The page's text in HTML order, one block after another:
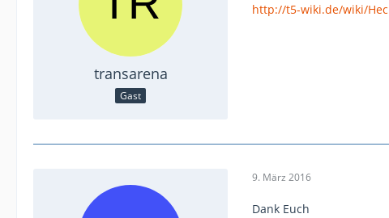
transarena
Gast
http://t5-wiki.de/wiki/
9. März 2016
Dank Euch